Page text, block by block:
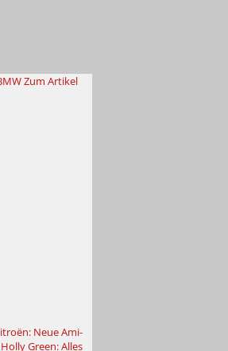
Zum Artikel
Neue Ami-
Green: Alles